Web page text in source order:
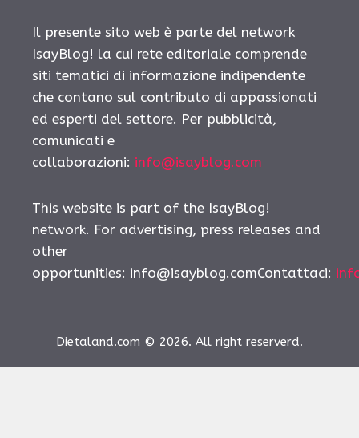
Il presente sito web è parte del network
IsayBlog! la cui rete editoriale comprende
siti tematici di informazione indipendente
che contano sul contributo di appassionati
ed esperti del settore. Per pubblicità,
comunicati e
collaborazioni: info@isayblog.com
This website is part of the IsayBlog!
network. For advertising, press releases and
other
opportunities: info@isayblog.comContattaci:
Dietaland.com © 2026. All right reserverd.